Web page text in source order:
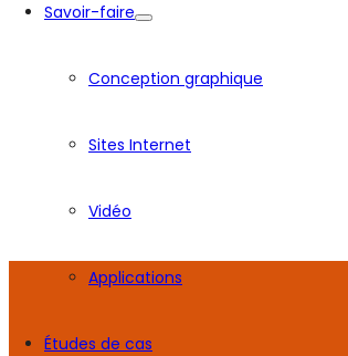
Savoir-faire
Conception graphique
Sites Internet
Vidéo
Applications
Études de cas